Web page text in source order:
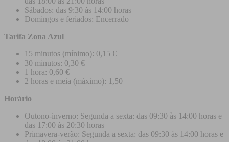
Sábados: das 9:30 às 14:00 horas
Domingos e feriados: Encerrado
Tarifa Zona Azul
15 minutos (mínimo): 0,15 €
30 minutos: 0,30 €
1 hora: 0,60 €
2 horas e meia (máximo): 1,50
Horário
Outono-inverno: Segunda a sexta: das 09:30 às 14:00 horas e
das 17:00 às 20:30 horas
Primavera-verão: Segunda a sexta: das 09:30 às 14:00 horas e